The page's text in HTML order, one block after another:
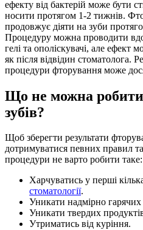
ефекту від бактерій може бути
носити протягом 1-2 тижнів.
продовжує діяти на зуби
Процедуру можна проводити
гелі та ополіскувачі, але
як після відвідин стоматолога.
процедури фторування може
Що не можна
зубів?
Щоб зберегти результати
дотримуватися певних правил
процедури не варто робити таке:
Харчуватись у перші
стоматології.
Уникати надмірно
Уникати твердих
Утриматись від куріння.